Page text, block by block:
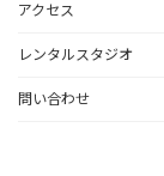
アクセス
レンタルスタジオ
問い合わせ